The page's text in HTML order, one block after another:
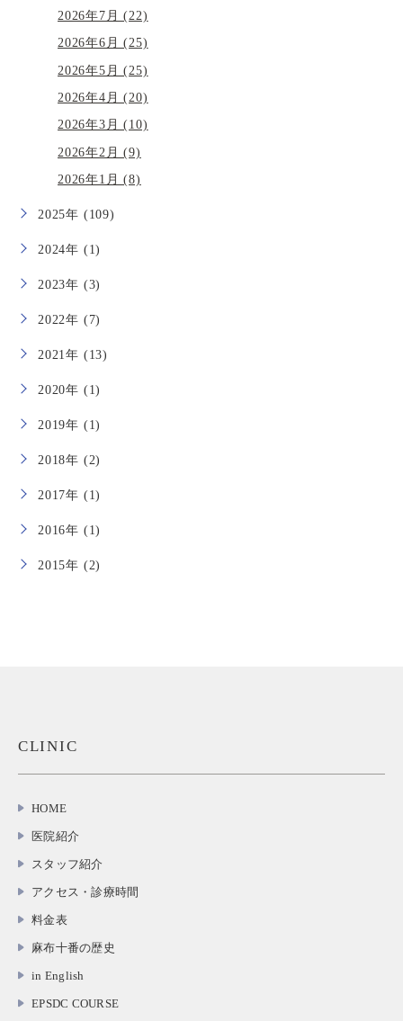
2026年7月 (22)
2026年6月 (25)
2026年5月 (25)
2026年4月 (20)
2026年3月 (10)
2026年2月 (9)
2026年1月 (8)
2025年 (109)
2024年 (1)
2023年 (3)
2022年 (7)
2021年 (13)
2020年 (1)
2019年 (1)
2018年 (2)
2017年 (1)
2016年 (1)
2015年 (2)
CLINIC
HOME
医院紹介
スタッフ紹介
アクセス・診療時間
料金表
麻布十番の歴史
in English
EPSDC COURSE